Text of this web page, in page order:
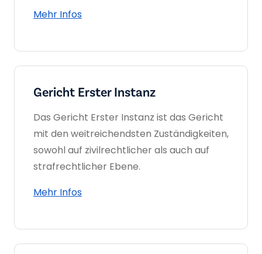
Mehr Infos
Gericht Erster Instanz
Das Gericht Erster Instanz ist das Gericht
mit den weitreichendsten Zuständigkeiten,
sowohl auf zivilrechtlicher als auch auf
strafrechtlicher Ebene.
Mehr Infos